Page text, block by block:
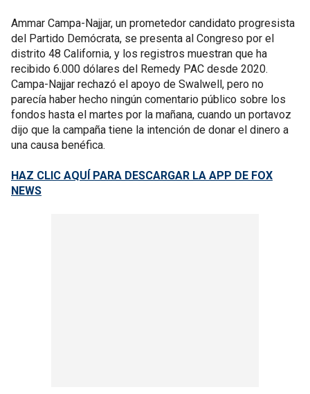
Ammar Campa-Najjar, un prometedor candidato progresista
del Partido Demócrata, se presenta al Congreso por el
distrito 48 California, y los registros muestran que ha
recibido 6.000 dólares del Remedy PAC desde 2020.
Campa-Najjar rechazó el apoyo de Swalwell, pero no
parecía haber hecho ningún comentario público sobre los
fondos hasta el martes por la mañana, cuando un portavoz
dijo que la campaña tiene la intención de donar el dinero a
una causa benéfica.
HAZ CLIC AQUÍ PARA DESCARGAR LA APP DE FOX
NEWS